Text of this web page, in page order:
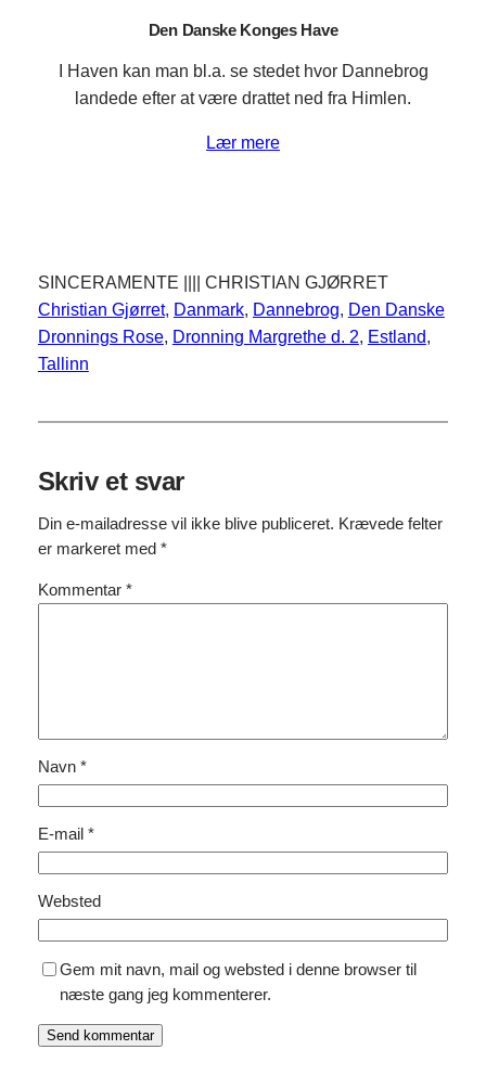
Den Danske Konges Have
I Haven kan man bl.a. se stedet hvor Dannebrog
landede efter at være drattet ned fra Himlen.
Lær mere
SINCERAMENTE |||| CHRISTIAN GJØRRET
Christian Gjørret, Danmark, Dannebrog, Den Danske
Dronnings Rose, Dronning Margrethe d. 2, Estland
Tallinn
Skriv et svar
Din e-mailadresse vil ikke blive publiceret. Krævede felter
er markeret med *
Kommentar *
Navn *
E-mail *
Websted
Gem mit navn, mail og websted i denne browser til
næste gang jeg kommenterer.